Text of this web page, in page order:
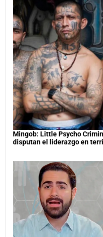
Mingob: Little Psycho
disputan el liderazgo en